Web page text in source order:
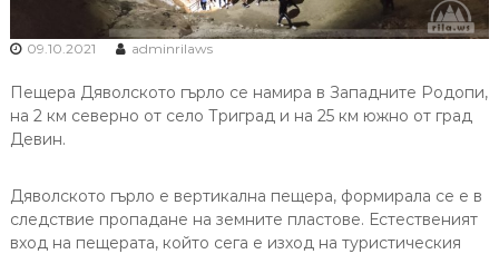
09.10.2021 adminrilaws
Пещера Дяволското гърло се намира в Западните Родопи,
на 2 км северно от село Триград и на 25 км южно от град
Девин.
Дяволското гърло е вертикална пещера, формиралa се е в
следствие пропадане на земните пластове. Естественият
вход на пещерата, който сега е изход на туристическия